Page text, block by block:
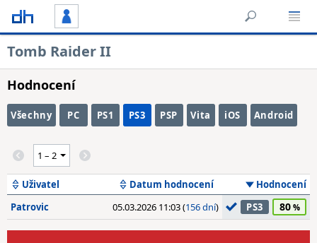
Tomb Raider II
Hodnocení
Všechny PC PS1 PS3 PSP Vita iOS Android
Uživatel Datum hodnocení
Hodnocení
Patrovic
05.03.2026 11:03 (156 dní) PS3 80